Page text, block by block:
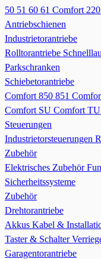
50 51 60 61 Comfort
Antriebschienen
Industrietorantriebe
Rolltorantriebe
Parkschranken
Schiebetorantriebe
Comfort 850 851
Comfort SU Comfort TU
Steuerungen
Industrietorsteuerungen
Zubehör
Elektrisches Zubehör
Sicherheitssysteme
Zubehör
Drehtorantriebe
Akkus Kabel &
Taster & Schalter
Garagentorantriebe